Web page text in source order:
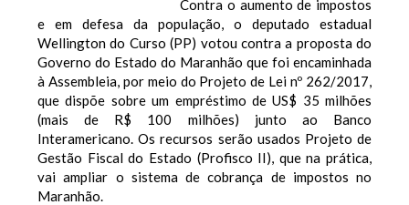
Contra o aumento de impostos
e em defesa da população, o deputado estadual
Wellington do Curso (PP) votou contra a proposta do
Governo do Estado do Maranhão que foi encaminhada
à Assembleia, por meio do Projeto de Lei nº 262/2017,
que dispõe sobre um empréstimo de US$ 35 milhões
(mais de R$ 100 milhões) junto ao Banco
Interamericano. Os recursos serão usados Projeto de
Gestão Fiscal do Estado (Profisco II), que na prática,
vai ampliar o sistema de cobrança de impostos no
Maranhão.